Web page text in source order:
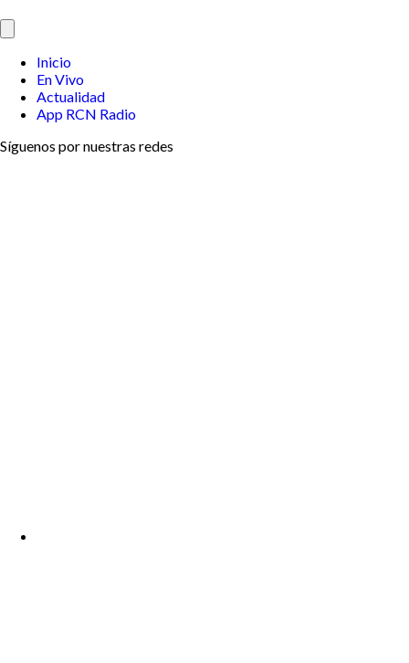
Inicio
En Vivo
Actualidad
App RCN Radio
Síguenos por nuestras redes